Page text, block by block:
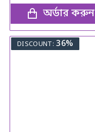
অর্ডার করুন
DISCOUNT: 36%